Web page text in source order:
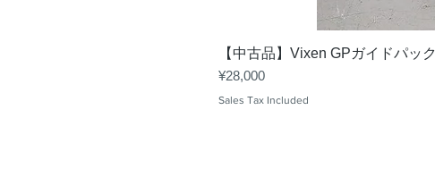
【中古品】Vixen GPガイドパック
Price
¥28,000
Sales Tax Included